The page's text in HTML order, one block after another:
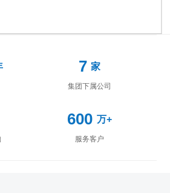
7 家
集团下属公司
600 万+
服务客户